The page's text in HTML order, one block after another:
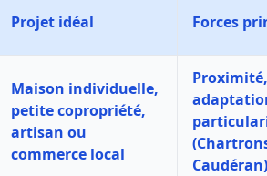
Projet idéal Forces
Maison individuelle,
petite copropriété,
artisan ou
commerce local
Caudéran)